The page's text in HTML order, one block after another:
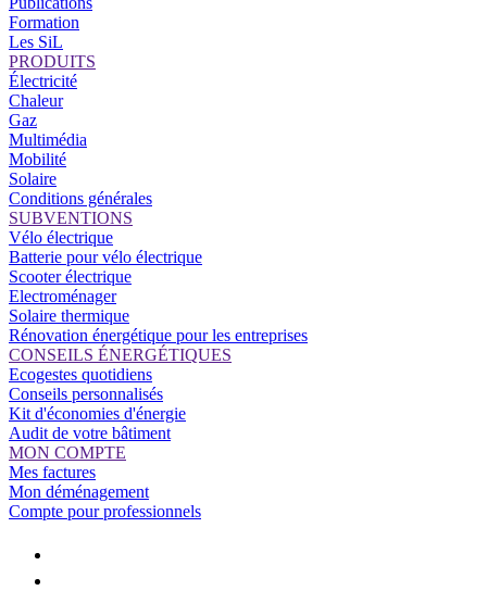
Formation
Les SiL
PRODUITS
Électricité
Chaleur
Gaz
Multimédia
Mobilité
Solaire
Conditions générales
SUBVENTIONS
Vélo électrique
Batterie pour vélo électrique
Scooter électrique
Electroménager
Solaire thermique
Rénovation énergétique pour les entreprises
CONSEILS ÉNERGÉTIQUES
Ecogestes quotidiens
Conseils personnalisés
Kit d'économies d'énergie
Audit de votre bâtiment
MON COMPTE
Mes factures
Mon déménagement
Compte pour professionnels